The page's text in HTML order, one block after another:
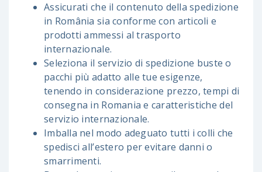
Assicurati che il contenuto della spedizione
in România sia conforme con articoli e
prodotti ammessi al trasporto
internazionale.
Seleziona il servizio di spedizione buste o
pacchi più adatto alle tue esigenze,
tenendo in considerazione prezzo, tempi di
consegna in Romania e caratteristiche del
servizio internazionale.
Imballa nel modo adeguato tutti i colli che
spedisci all’estero per evitare danni o
smarrimenti.